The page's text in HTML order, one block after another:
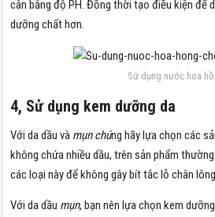
cân bằng độ PH. Đồng thời tạo điều kiện để
dưỡng chất hơn.
Sử dụng nước hoa
4, Sử dụng kem dưỡng da
Với da dầu và mụnchúng hãy lựa chọn các
không chứa nhiều dầu, trên sản phẩm
các loại này để không gây bít tắc lỗ chân
Với da dầu mụn, bạn nên lựa chọn kem